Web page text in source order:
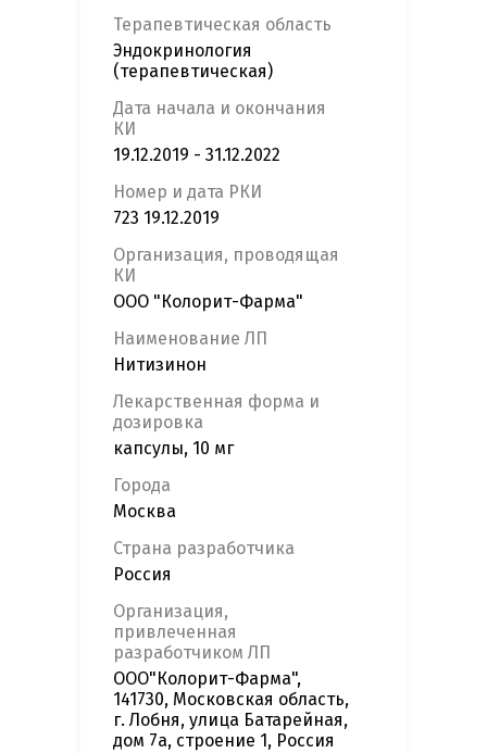
Терапевтическая область
Эндокринология
(терапевтическая)
Дата начала и окончания
КИ
19.12.2019 - 31.12.2022
Номер и дата РКИ
723 19.12.2019
Организация, проводящая
КИ
ООО "Колорит-Фарма"
Наименование ЛП
Нитизинон
Лекарственная форма и
дозировка
капсулы, 10 мг
Города
Москва
Страна разработчика
Россия
Организация,
привлеченная
разработчиком ЛП
ООО"Колорит-Фарма",
141730, Московская область,
г. Лобня, улица Батарейная,
дом 7а, строение 1, Россия